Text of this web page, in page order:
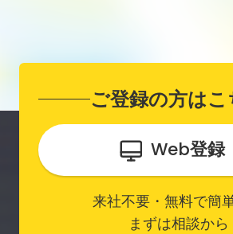
ご登録の方はこ
Web登録
来社不要・無料で簡
まずは相談から